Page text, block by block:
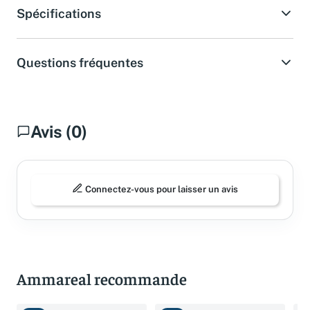
Spécifications
Questions fréquentes
Avis (0)
Connectez-vous pour laisser un avis
Ammareal recommande